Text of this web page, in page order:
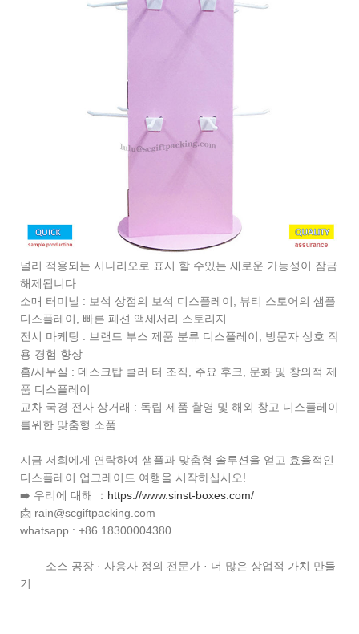
널리 적용되는 시나리오로 표시 할 수있는 새로운 가능성이 잠금
해제됩니다
소매 터미널 : 보석 상점의 보석 디스플레이, 뷰티 스토어의 샘플
디스플레이, 빠른 패션 액세서리 스토리지
전시 마케팅 : 브랜드 부스 제품 분류 디스플레이, 방문자 상호 작
용 경험 향상
홈/사무실 : 데스크탑 클러 터 조직, 주요 후크, 문화 및 창의적 제
품 디스플레이
교차 국경 전자 상거래 : 독립 제품 촬영 및 해외 창고 디스플레이
를위한 맞춤형 소품
지금 저희에게 연락하여 샘플과 맞춤형 솔루션을 얻고 효율적인
디스플레이 업그레이드 여행을 시작하십시오!
➡️ 우리에 대해 ： https://www.sinst-boxes.com/
📩 rain@scgiftpacking.com
whatsapp : +86 18300004380
—— 소스 공장 · 사용자 정의 전문가 · 더 많은 상업적 가치 만들
기